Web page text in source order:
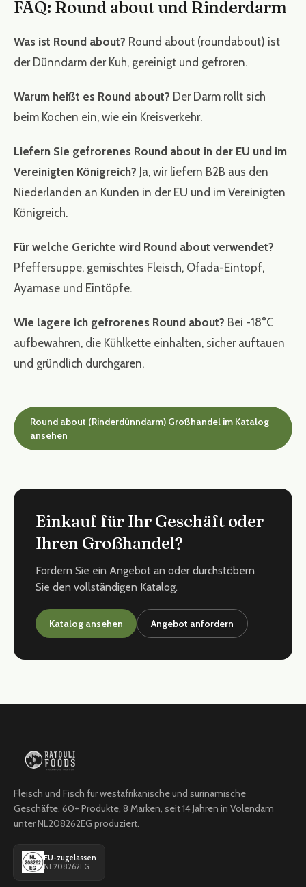
FAQ: Round about und Rinderdarm
Was ist Round about? Round about (roundabout) ist
der Dünndarm der Kuh, gereinigt und gefroren.
Warum heißt es Round about? Der Darm rollt sich
beim Kochen ein, wie ein Kreisverkehr.
Liefern Sie gefrorenes Round about in der EU und im
Vereinigten Königreich? Ja, wir liefern B2B aus den
Niederlanden an Kunden in der EU und im Vereinigten
Königreich.
Für welche Gerichte wird Round about verwendet?
Pfeffersuppe, gemischtes Fleisch, Ofada-Eintopf,
Ayamase und Eintöpfe.
Wie lagere ich gefrorenes Round about? Bei -18°C
aufbewahren, die Kühlkette einhalten, sicher auftauen
und gründlich durchgaren.
Round about (Rinderdünndarm) Großhandel im Katalog
ansehen
Einkauf für Ihr Geschäft oder
Ihren Großhandel?
Fordern Sie ein Angebot an oder durchstöbern
Sie den vollständigen Katalog.
Katalog ansehen Angebot anfordern
Fleisch und Fisch für westafrikanische und surinamische
Geschäfte. 60+ Produkte, 8 Marken, seit 14 Jahren in Volendam
unter NL208262EG produziert.
EU-zugelassen
NL208262EG